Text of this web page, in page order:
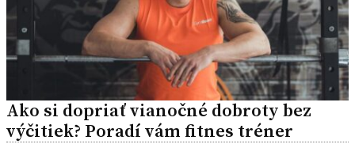
Ako si dopriať vianočné dobroty bez
výčitiek? Poradí vám fitnes tréner